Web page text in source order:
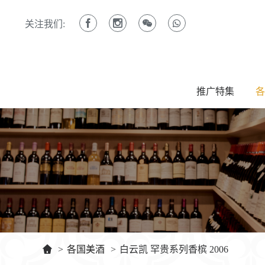
关注我们:
推广特集
> 各国美酒 > 白云凯 罕贵系列香槟 2006